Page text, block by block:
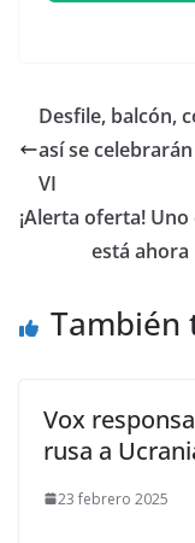
​Desfile, balcón,
así se
VI
​¡Alerta oferta! Uno
está ahora
También
Vox
rusa a
23 febrero 2025